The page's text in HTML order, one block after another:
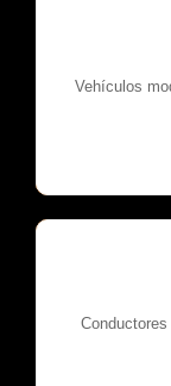
Vehículos